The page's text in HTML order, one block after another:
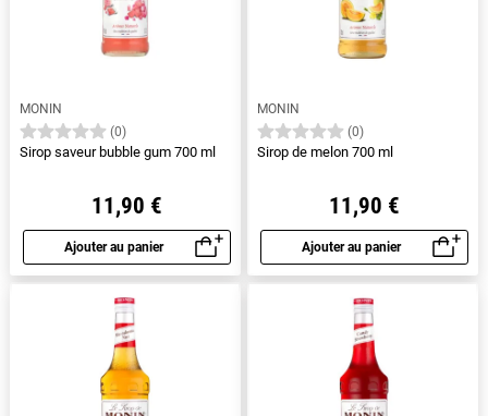
MONIN
(0)
Sirop saveur bubble gum 700 ml
11,90 €
Ajouter au panier
Aperçu rapide
MONIN
(0)
Sirop de melon 700 ml
11,90 €
Ajouter au panier
Aperçu rapide